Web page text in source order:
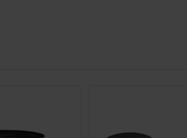
nuevos resultados.